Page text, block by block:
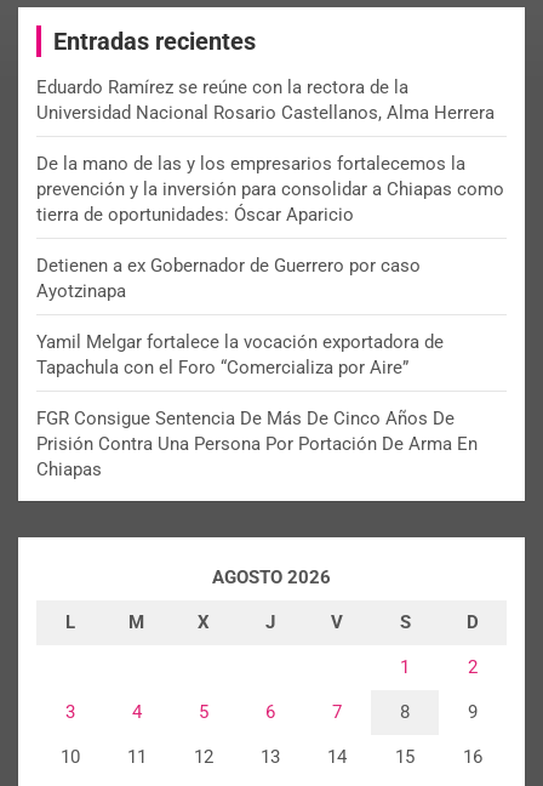
c
Entradas recientes
Eduardo Ramírez se reúne con la rectora de la
Universidad Nacional Rosario Castellanos, Alma Herrera
De la mano de las y los empresarios fortalecemos la
prevención y la inversión para consolidar a Chiapas como
tierra de oportunidades: Óscar Aparicio
Detienen a ex Gobernador de Guerrero por caso
Ayotzinapa
Yamil Melgar fortalece la vocación exportadora de
Tapachula con el Foro “Comercializa por Aire”
FGR Consigue Sentencia De Más De Cinco Años De
Prisión Contra Una Persona Por Portación De Arma En
Chiapas
AGOSTO 2026
L M X J V S D
1 2
3 4 5 6 7 8 9
10 11 12 13 14 15 16